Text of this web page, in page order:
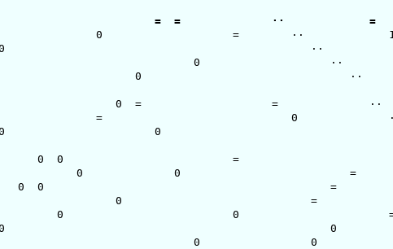
3230 1.5 3
2890 1.5 3
2899 1.5 3
2295 1.5 3
3073 1.5 3
3094 1.0 3
2742 1.0 3
2757 1.0 3
1.63 2752 0.5 3
3012 0.5 3
2606 0.5 3
2749 0.5 3
2918 0.5 3
2520 0.5 3
2334 0.5 3